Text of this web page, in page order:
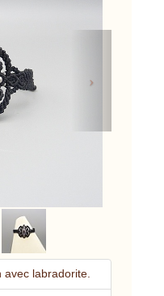
labradorite.